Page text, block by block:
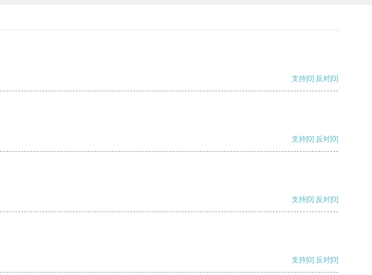
支持[0] 反对[0]
支持[0] 反对[0]
支持[0] 反对[0]
支持[0] 反对[0]